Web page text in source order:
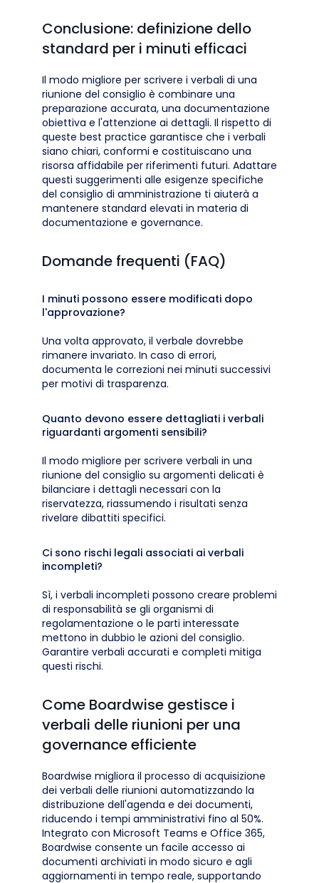
Conclusione: definizione dello
standard per i minuti efficaci
Il modo migliore per scrivere i verbali di una
riunione del consiglio è combinare una
preparazione accurata, una documentazione
obiettiva e l'attenzione ai dettagli. Il rispetto di
queste best practice garantisce che i verbali
siano chiari, conformi e costituiscano una
risorsa affidabile per riferimenti futuri. Adattare
questi suggerimenti alle esigenze specifiche
del consiglio di amministrazione ti aiuterà a
mantenere standard elevati in materia di
documentazione e governance.
Domande frequenti (FAQ)
I minuti possono essere modificati dopo
l'approvazione?
Una volta approvato, il verbale dovrebbe
rimanere invariato. In caso di errori,
documenta le correzioni nei minuti successivi
per motivi di trasparenza.
Quanto devono essere dettagliati i verbali
riguardanti argomenti sensibili?
Il modo migliore per scrivere verbali in una
riunione del consiglio su argomenti delicati è
bilanciare i dettagli necessari con la
riservatezza, riassumendo i risultati senza
rivelare dibattiti specifici.
Ci sono rischi legali associati ai verbali
incompleti?
Sì, i verbali incompleti possono creare problemi
di responsabilità se gli organismi di
regolamentazione o le parti interessate
mettono in dubbio le azioni del consiglio.
Garantire verbali accurati e completi mitiga
questi rischi.
Come Boardwise gestisce i
verbali delle riunioni per una
governance efficiente
Boardwise migliora il processo di acquisizione
dei verbali delle riunioni automatizzando la
distribuzione dell'agenda e dei documenti,
riducendo i tempi amministrativi fino al 50%.
Integrato con Microsoft Teams e Office 365,
Boardwise consente un facile accesso ai
documenti archiviati in modo sicuro e agli
aggiornamenti in tempo reale, supportando